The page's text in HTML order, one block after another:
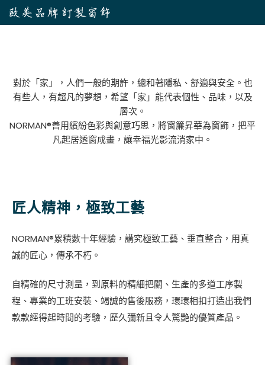
對於「家」，人們一般的期許，總和著隱私、舒適與安全。也
有些人，有超凡的夢想，希望「家」能代表個性、品味，以及
層次。
NORMAN®善用繽紛色彩與創意巧思，將窗簾昇華為窗飾，把平
凡起居透窗成畫，讓幸福光影流淌家中。
匠人精神，極致工藝
NORMAN®累積數十年經驗，講究極致工藝、垂直整合，用真
誠的匠心，傳承不朽。
自精確的尺寸測量，到原料的精細把關、生產的多道工序製
程、專業的工班安裝、竭誠的售後服務，環環相扣打造出我們
款款經得起時間的考驗，歷久彌新且令人驚艷的優質產品。